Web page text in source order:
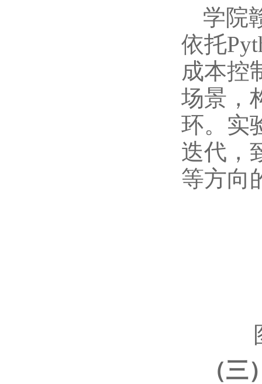
学院
依托
成本控
场景，
环。实
迭代，
等方向
（